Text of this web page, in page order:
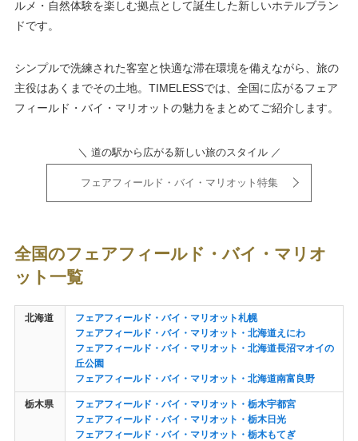
ルメ・自然体験を楽しむ拠点として誕生した新しいホテルブラン
ドです。
シンプルで洗練された客室と快適な滞在環境を備えながら、旅の
主役はあくまでその土地。TIMELESSでは、全国に広がるフェア
フィールド・バイ・マリオットの魅力をまとめてご紹介します。
＼ 道の駅から広がる新しい旅のスタイル ／
フェアフィールド・バイ・マリオット特集
全国のフェアフィールド・バイ・マリオ
ット一覧
北海道
フェアフィールド・バイ・マリオット札幌
フェアフィールド・バイ・マリオット・北海道えにわ
フェアフィールド・バイ・マリオット・北海道長沼マオイの
丘公園
フェアフィールド・バイ・マリオット・北海道南富良野
栃木県
フェアフィールド・バイ・マリオット・栃木宇都宮
フェアフィールド・バイ・マリオット・栃木日光
フェアフィールド・バイ・マリオット・栃木もてぎ